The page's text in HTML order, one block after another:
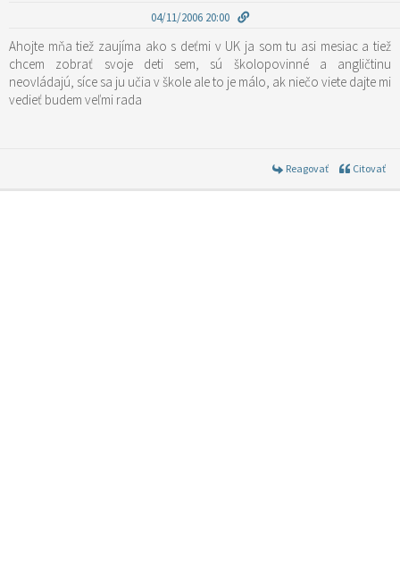
04/11/2006 20:00
Ahojte mňa tiež zaujíma ako s deťmi v UK ja som tu asi mesiac a tiež
chcem zobrať svoje deti sem, sú školopovinné a angličtinu
neovládajú, síce sa ju učia v škole ale to je málo, ak niečo viete dajte mi
vedieť budem veľmi rada
Reagovať Citovať